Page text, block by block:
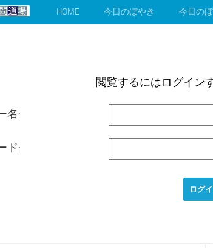
HOME 今日のぼやき 今日の
閲覧するにはログイン
名:
ド: